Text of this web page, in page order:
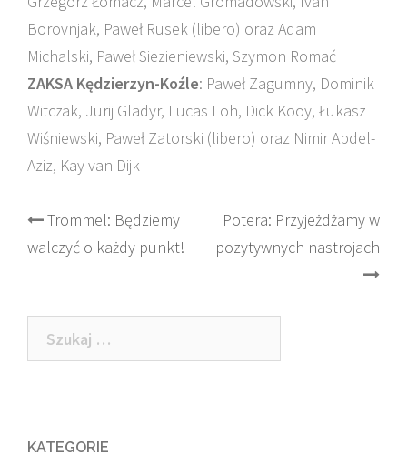
Borovnjak, Paweł Rusek (libero) oraz Adam
Michalski, Paweł Siezieniewski, Szymon Romać
ZAKSA Kędzierzyn-Koźle: Paweł Zagumny, Dominik
Witczak, Jurij Gladyr, Lucas Loh, Dick Kooy, Łukasz
Wiśniewski, Paweł Zatorski (libero) oraz Nimir Abdel-
Aziz, Kay van Dijk
Post
navigation
Trommel: Będziemy
walczyć o każdy punkt!
Potera: Przyjeżdżamy w
pozytywnych nastrojach
Szukaj:
KATEGORIE